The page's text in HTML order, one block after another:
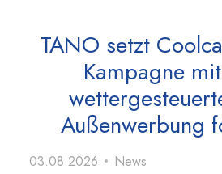
TANO setzt
Kampagne mit
Außenwerbung
03.08.2026 News